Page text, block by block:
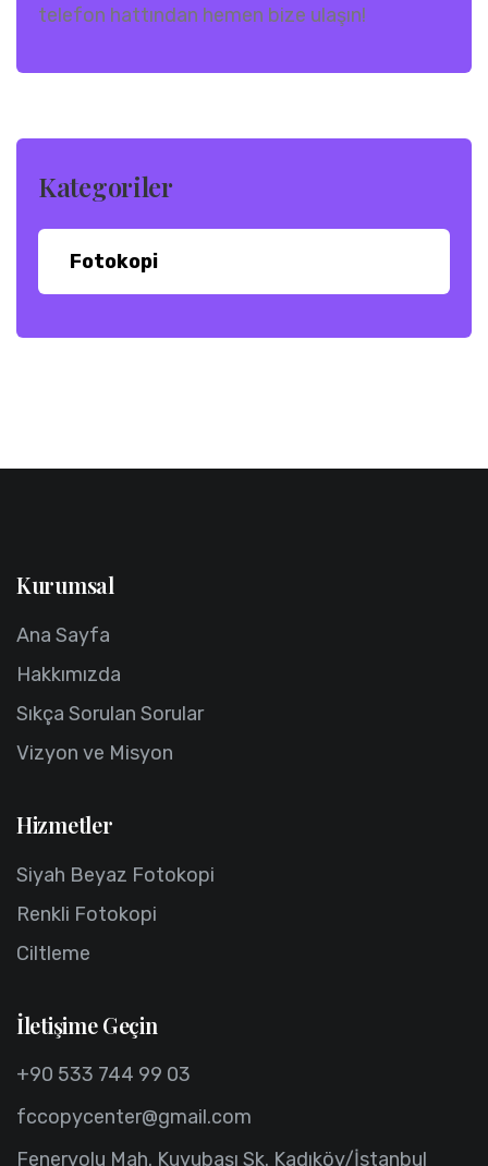
telefon hattından hemen bize ulaşın!
Kategoriler
Fotokopi
Kurumsal
Ana Sayfa
Hakkımızda
Sıkça Sorulan Sorular
Vizyon ve Misyon
Hizmetler
Siyah Beyaz Fotokopi
Renkli Fotokopi
Ciltleme
İletişime Geçin
+90 533 744 99 03
fccopycenter@gmail.com
Feneryolu Mah. Kuyubaşı Sk. Kadıköy/İstanbul